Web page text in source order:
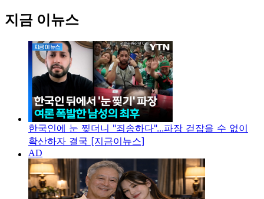
지금 이뉴스
한국인에 눈 찢더니 "죄송하다"...파장 걷잡을 수 없이
확산하자 결국 [지금이뉴스]